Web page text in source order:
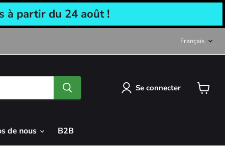
à partir du 24 août !
Français
Se connecter
de nous B2B